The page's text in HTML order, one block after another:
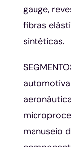
gauge,
fibras
sintéticas.
manuseio